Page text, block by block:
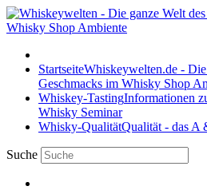
StartseiteWhiskeywelten.de -
Geschmacks im Whisky Shop
Whiskey-TastingInformationen
Whisky Seminar
Whisky-QualitätQualität - das A
Suche